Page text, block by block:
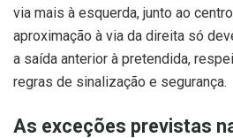
via mais à esquerda, junto ao
aproximação à via da direita só
a saída anterior à pretendida,
regras de sinalização e segurança.
As exceções previstas